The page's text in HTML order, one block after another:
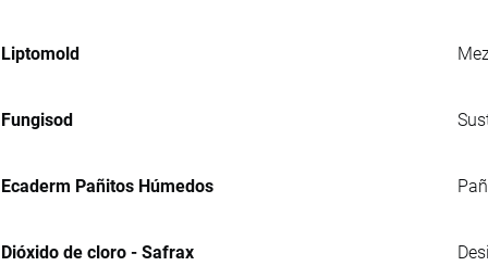
Liptomold
Fungisod
Ecaderm Pañitos Húmedos
Dióxido de cloro - Safrax